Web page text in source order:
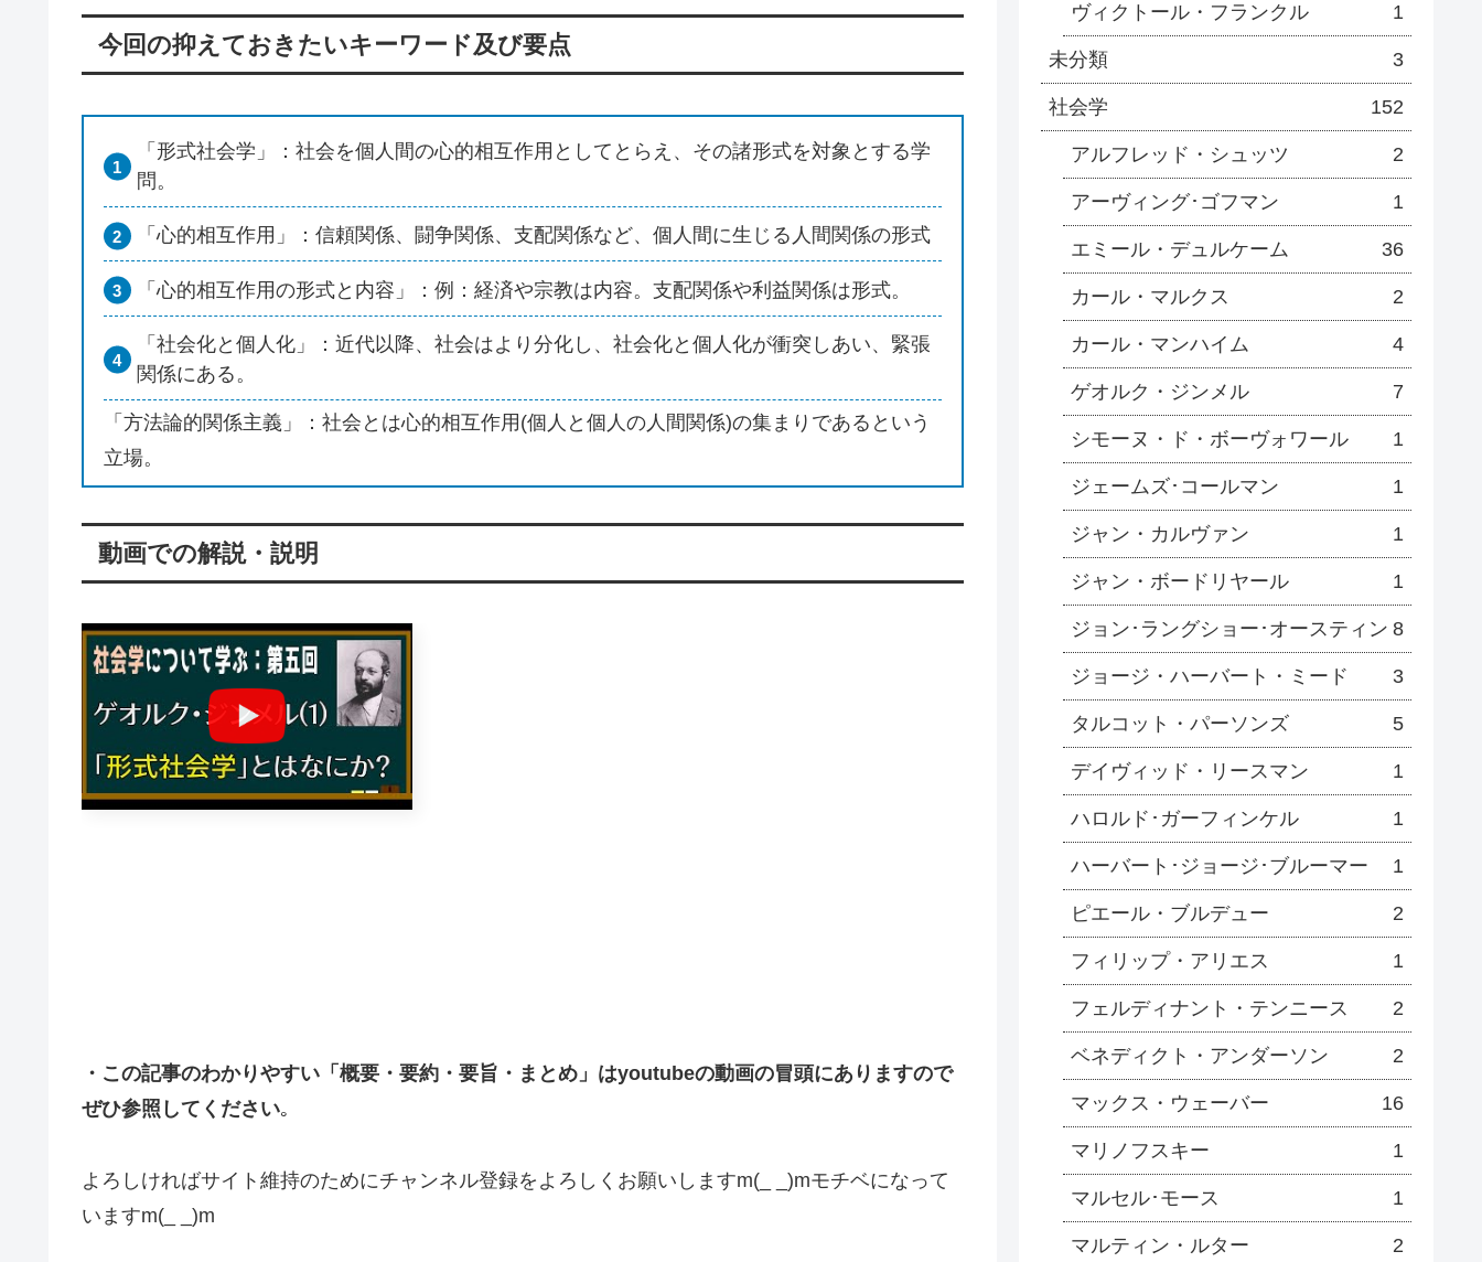
今回の抑えておきたいキーワード及び要点
「形式社会学」：社会を個人間の心的相互作用としてとらえ、その諸形式を対象とする学
問。
「心的相互作用」：信頼関係、闘争関係、支配関係など、個人間に生じる人間関係の形式
「心的相互作用の形式と内容」：例：経済や宗教は内容。支配関係や利益関係は形式。
「社会化と個人化」：近代以降、社会はより分化し、社会化と個人化が衝突しあい、緊張
関係にある。
「方法論的関係主義」：社会とは心的相互作用(個人と個人の人間関係)の集まりであるという
立場。
動画での解説・説明
・この記事のわかりやすい「概要・要約・要旨・まとめ」はyoutubeの動画の冒頭にありますので
ぜひ参照してください｡
よろしければサイト維持のためにチャンネル登録をよろしくお願いしますm(_ _)mモチベになって
いますm(_ _)m
ヴィクトール・フランクル 1
未分類 3
社会学 152
アルフレッド・シュッツ 2
アーヴィング･ゴフマン 1
エミール・デュルケーム 36
カール・マルクス 2
カール・マンハイム 4
ゲオルク・ジンメル 7
シモーヌ・ド・ボーヴォワール 1
ジェームズ･コールマン 1
ジャン・カルヴァン 1
ジャン・ボードリヤール 1
ジョン･ラングショー･オースティン 8
ジョージ・ハーバート・ミード 3
タルコット・パーソンズ 5
デイヴィッド・リースマン 1
ハロルド･ガーフィンケル 1
ハーバート･ジョージ･ブルーマー 1
ピエール・ブルデュー 2
フィリップ・アリエス 1
フェルディナント・テンニース 2
ベネディクト・アンダーソン 2
マックス・ウェーバー 16
マリノフスキー 1
マルセル･モース 1
マルティン・ルター 2